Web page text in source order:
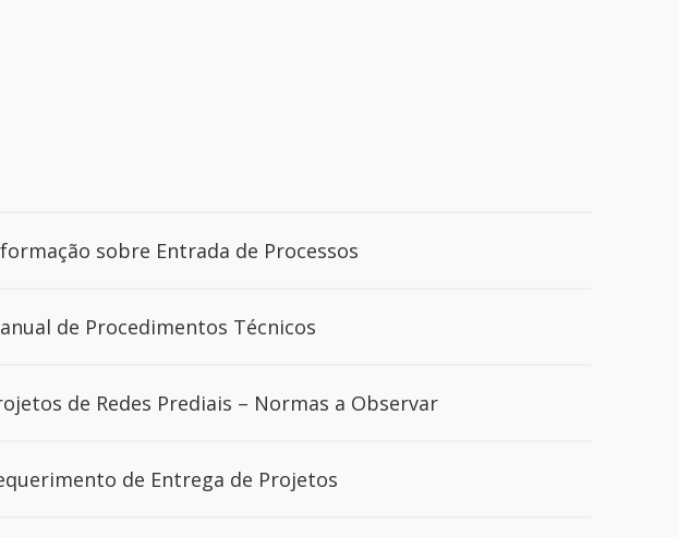
sobre Entrada de Processos
de Procedimentos Técnicos
de Redes Prediais – Normas a Observar
de Entrega de Projetos